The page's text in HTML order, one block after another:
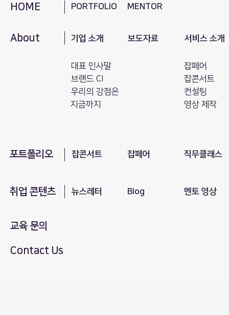
HOME PORTFOLIO MENTOR
About 기업 소개 보도자료 서비스 소개
대표 인사말
브랜드 CI
​우리의 강점은
지금까지
잡페어
잡콘서트
컨설팅
영상 제작
포트폴리오 ​잡콘서트 잡페어 직무클래스
취업 콘텐츠 뉴스레터 Blog ​멘토 영상
교육 문의
Contact Us